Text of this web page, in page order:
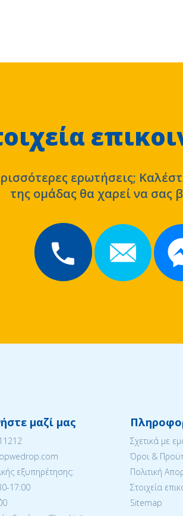
ερωτήσεις;
της ομάδας θα χαρεί να σας
μαζί μας
εξυπηρέτησης:
17:00
Σχετικά με
Όροι &
Πολιτική
Στοιχεία
Sitemap